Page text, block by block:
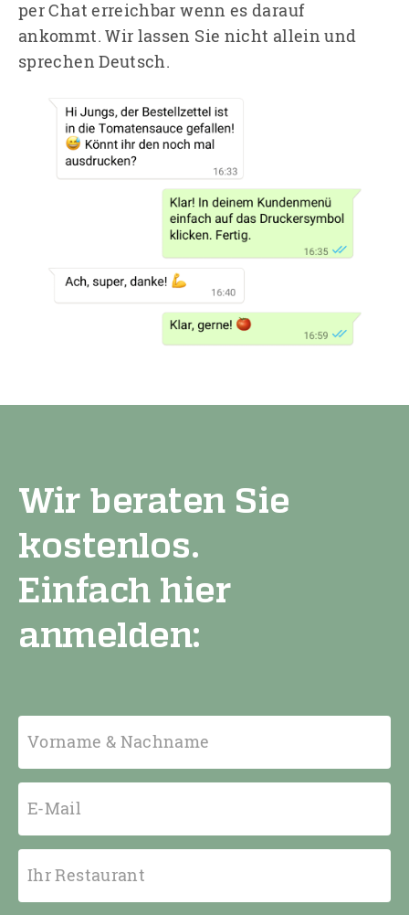
per Chat erreichbar wenn es darauf
ankommt. Wir lassen Sie nicht allein und
sprechen Deutsch.
Wir beraten Sie
kostenlos.
Einfach hier
anmelden:
Vorname & Nachname
E-Mail
Ihr Restaurant